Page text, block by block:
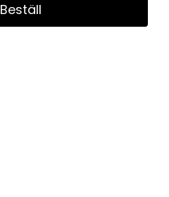
Beställ